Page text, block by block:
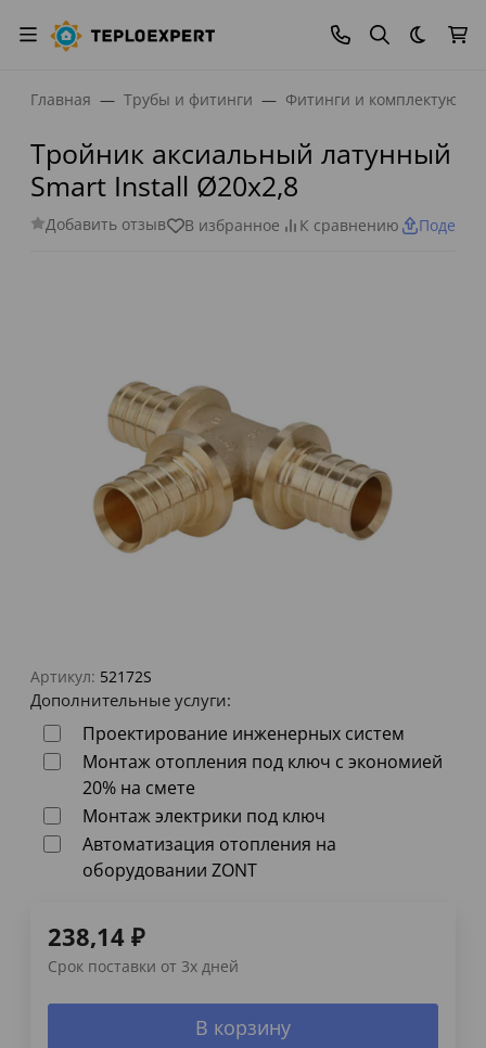
Темная
Главная Трубы и фитинги Фитинги и
Тройник аксиальный латунный
Smart Install Ø20x2,8
Добавить отзыв В избранное К сравнению
Артикул: 52172S
Дополнительные услуги:
Проектирование инженерных систем
Монтаж отопления под ключ с экономией
20% на смете
Монтаж электрики под ключ
Автоматизация отопления на
оборудовании ZONT
238,14 ₽
Срок поставки от 3х дней
В корзину